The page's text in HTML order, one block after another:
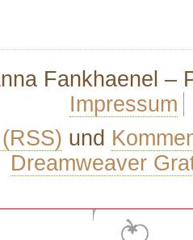
Fankhaenel –
Impressum
und
Dreamweaver